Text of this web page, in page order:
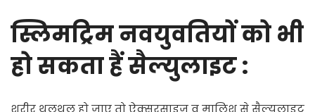
स्लिमट्रिम नवयुवतियों को भी
हो सकता हैं सैल्युलाइट :
शरीर थुलथुल हो जाए तो ऐक्सरसाइज व मालिश से सैल्युलाइट